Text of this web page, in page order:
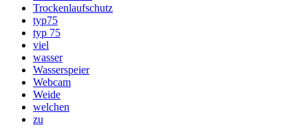
Trockenlaufschutz
typ75
typ 75
viel
wasser
Wasserspeier
Webcam
Weide
welchen
zu